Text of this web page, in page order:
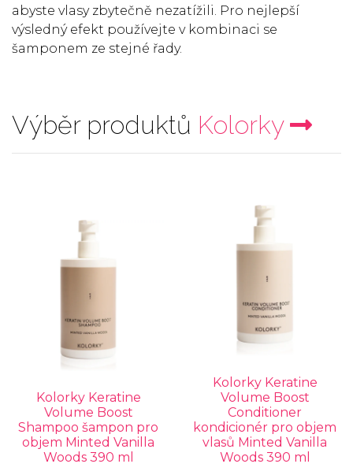
abyste vlasy zbytečně nezatížili. Pro nejlepší
výsledný efekt používejte v kombinaci se
šamponem ze stejné řady.
Výběr produktů Kolorky
Kolorky Keratine
Volume Boost
Shampoo šampon pro
objem Minted Vanilla
Woods 390 ml
Kolorky Keratine
Volume Boost
Conditioner
kondicionér pro objem
vlasů Minted Vanilla
Woods 390 ml